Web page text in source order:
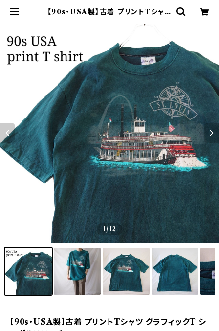
【90s・USA製】古着 プリントTシャツ
ンライン古着屋 9chord
1/12
【90s・USA製】古着 プリントTシャツ グラフィックT シ